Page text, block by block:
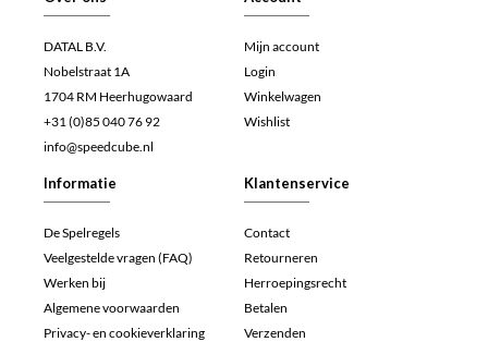
DATAL B.V.
Nobelstraat 1A
1704 RM Heerhugowaard
+31 (0)85 040 76 92
info@speedcube.nl
Mijn account
Login
Winkelwagen
Wishlist
Informatie
De Spelregels
Veelgestelde vragen (FAQ)
Werken bij
Algemene voorwaarden
Privacy- en cookieverklaring
Klantenservice
Contact
Retourneren
Herroepingsrecht
Betalen
Verzenden